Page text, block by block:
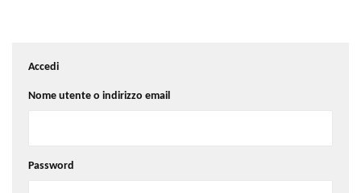
Accedi
Nome utente o indirizzo email
Password